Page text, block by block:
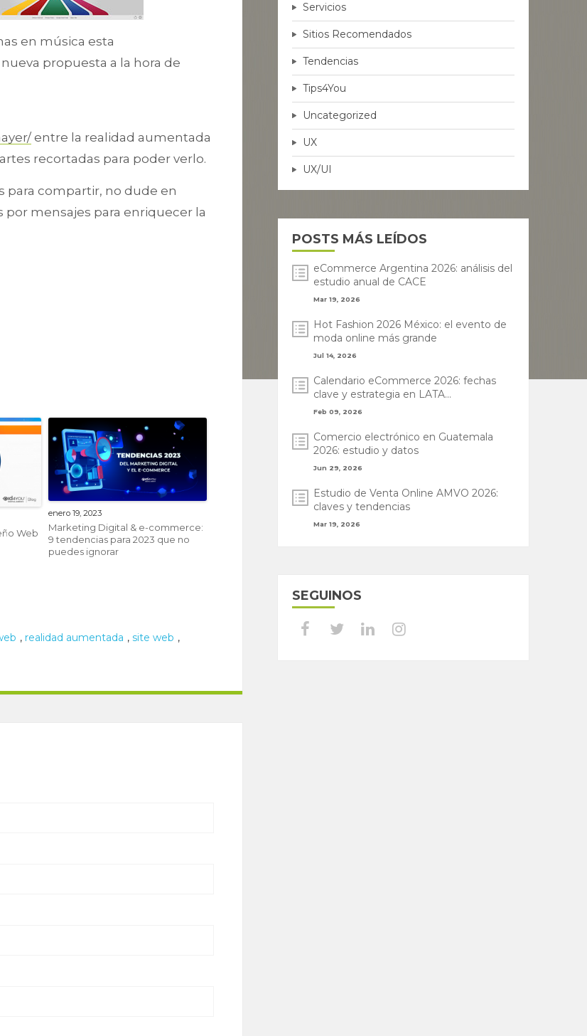
en música esta
propuesta a la hora de
entre la realidad aumentada
recortadas para poder verlo.
para compartir, no dude en
por mensajes para enriquecer la
Web
enero 19, 2023
Marketing Digital & e-commerce:
9 tendencias para 2023 que no
puedes ignorar
, realidad aumentada ,site web ,
Servicios
Sitios Recomendados
Tendencias
Tips4You
Uncategorized
UX
UX/UI
POSTS MÁS LEÍDOS
eCommerce Argentina 2026: análisis del
estudio anual de CACE
Mar 19, 2026
Hot Fashion 2026 México: el evento de
moda online más grande
Jul 14, 2026
Calendario eCommerce 2026: fechas
clave y estrategia en LATA...
Feb 09, 2026
Comercio electrónico en Guatemala
2026: estudio y datos
Jun 29, 2026
Estudio de Venta Online AMVO 2026:
claves y tendencias
Mar 19, 2026
SEGUINOS